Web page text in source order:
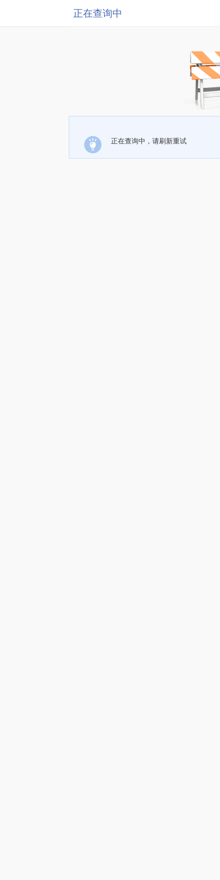
正在查询中
正在查询中，请刷新重试